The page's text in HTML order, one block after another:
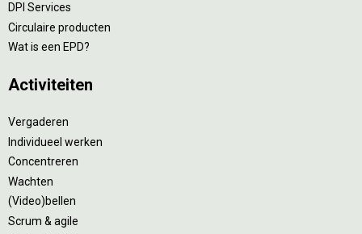
DPI Services
Circulaire producten
Wat is een EPD?
Activiteiten
Vergaderen
Individueel werken
Concentreren
Wachten
(Video)bellen
Scrum & agile